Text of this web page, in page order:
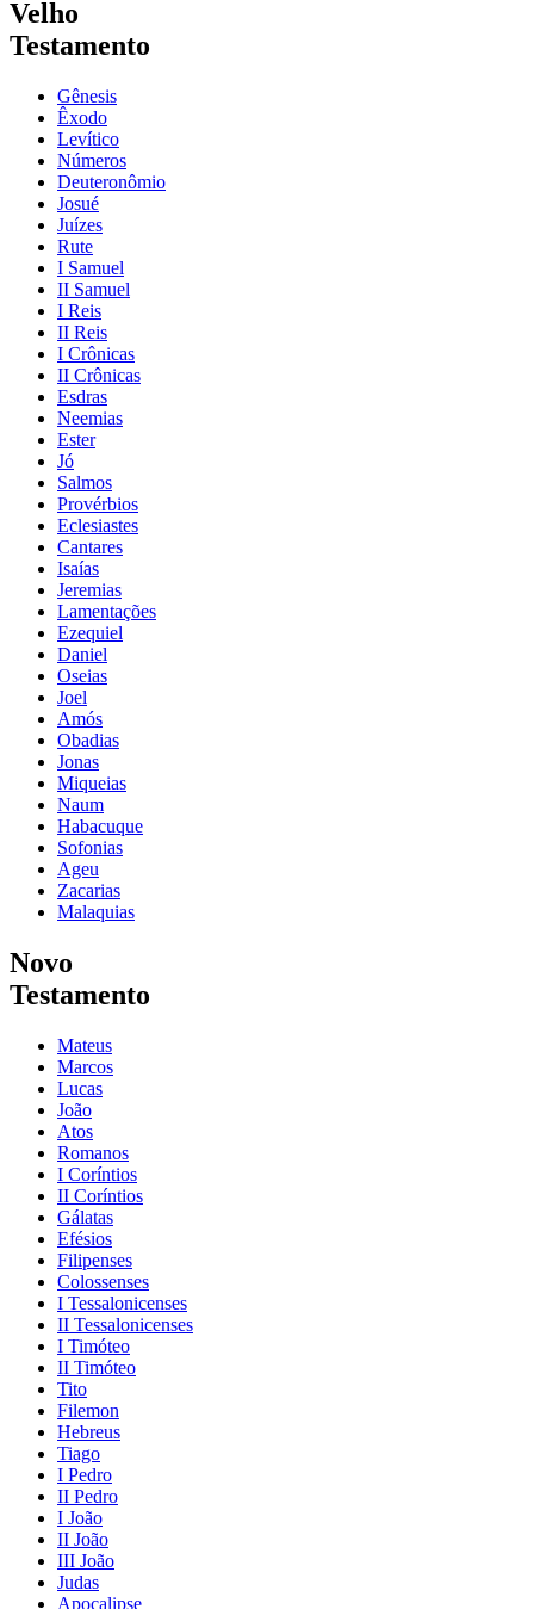
Velho
Testamento
Gênesis
Êxodo
Levítico
Números
Deuteronômio
Josué
Juízes
Rute
I Samuel
II Samuel
I Reis
II Reis
I Crônicas
II Crônicas
Esdras
Neemias
Ester
Jó
Salmos
Provérbios
Eclesiastes
Cantares
Isaías
Jeremias
Lamentações
Ezequiel
Daniel
Oseias
Joel
Amós
Obadias
Jonas
Miqueias
Naum
Habacuque
Sofonias
Ageu
Zacarias
Malaquias
Novo
Testamento
Mateus
Marcos
Lucas
João
Atos
Romanos
I Coríntios
II Coríntios
Gálatas
Efésios
Filipenses
Colossenses
I Tessalonicenses
II Tessalonicenses
I Timóteo
II Timóteo
Tito
Filemon
Hebreus
Tiago
I Pedro
II Pedro
I João
II João
III João
Judas
Apocalipse